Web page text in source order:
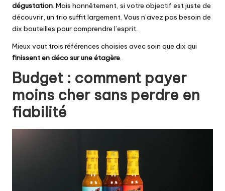
dégustation. Mais honnêtement, si votre objectif est juste de
découvrir, un trio suffit largement. Vous n’avez pas besoin de
dix bouteilles pour comprendre l’esprit.
Mieux vaut trois références choisies avec soin que dix qui
finissent en déco sur une étagère.
Budget : comment payer
moins cher sans perdre en
fiabilité